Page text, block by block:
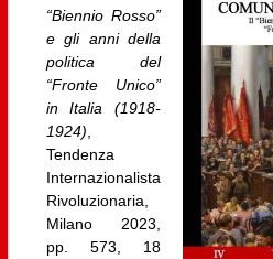
“Biennio Rosso”
e gli anni della
politica del
“Fronte Unico”
in Italia (1918-
1924)
Tendenza
Internazionalista
Rivoluzionaria,
Milano 2023,
pp. 573, 18